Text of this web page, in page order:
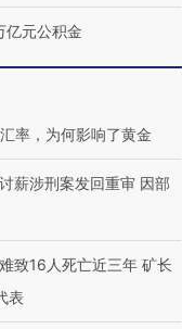
亿元公积金
率，为何影响了黄金
薪涉刑案发回重审 因部
致16人死亡近三年 矿长
表